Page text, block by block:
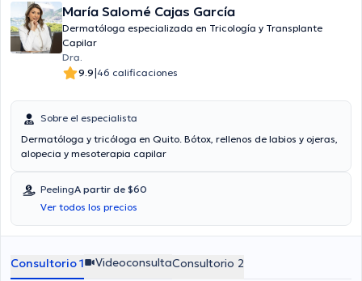
María Salomé Cajas García
Dermatóloga especializada en Tricología y Transplante
Capilar
Dra.
9.9|46 calificaciones
Sobre el especialista
Dermatóloga y tricóloga en Quito. Bótox, rellenos de labios y ojeras,
alopecia y mesoterapia capilar
PeelingA partir de $60
Ver todos los precios
Consultorio 1 VideoconsultaConsultorio 2